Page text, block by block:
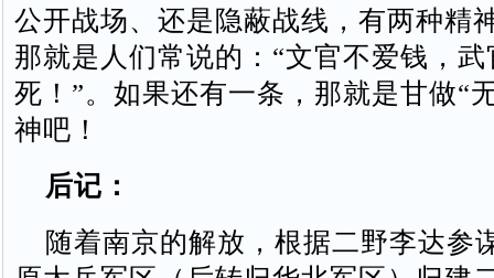
公开战场、还是隐蔽战线，有两种精
那就是人们常说的：“文官不爱钱，武
死！”。如果还有一条，那就是甘做“
神吧！
后记：
随着南京的解放，根据二野李达参